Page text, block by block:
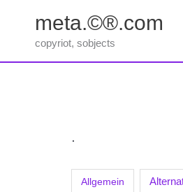
springen
meta.©®.com
copyriot, sobjects
.
Allgemein